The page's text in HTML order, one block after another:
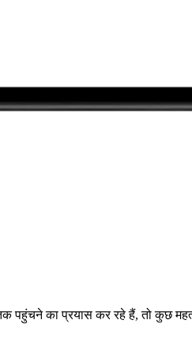
पहुंचने का प्रयास कर रहे हैं, तो कुछ